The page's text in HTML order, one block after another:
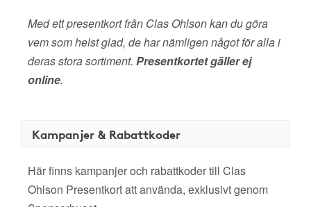
Med ett presentkort från Clas Ohlson kan du göra
vem som helst glad, de har nämligen något för alla i
deras stora sortiment. Presentkortet gäller ej
online.
Kampanjer & Rabattkoder
Här finns kampanjer och rabattkoder till Clas
Ohlson Presentkort att använda, exklusivt genom